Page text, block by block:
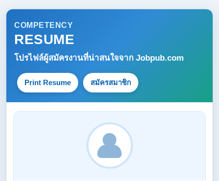
COMPETENCY
RESUME
โปรไฟล์ผู้สมัครงานที่น่าสนใจจาก Jobpub.com
Print Resume สมัครสมาชิก